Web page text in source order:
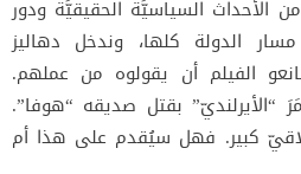
من الأحداث السياسيَّة الحقيقيَّة ودور
الدولة كلها، وندخل دهاليز
الفيلم أن يقولوه من عملهم.
“الأيرلنديّ” بقتل صديقه “هوفا”.
كبير. فهل سيُقدم على هذا أم